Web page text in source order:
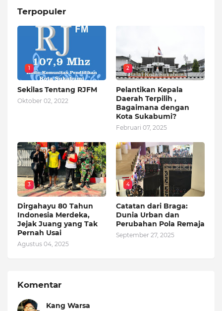
Terpopuler
1
Sekilas Tentang RJFM
Oktober 02, 2022
2
Pelantikan Kepala
Daerah Terpilih ,
Bagaimana dengan
Kota Sukabumi?
Februari 07, 2025
3
Dirgahayu 80 Tahun
Indonesia Merdeka,
Jejak Juang yang Tak
Pernah Usai
Agustus 04, 2025
4
Catatan dari Braga:
Dunia Urban dan
Perubahan Pola Remaja
September 27, 2025
Komentar
Kang Warsa